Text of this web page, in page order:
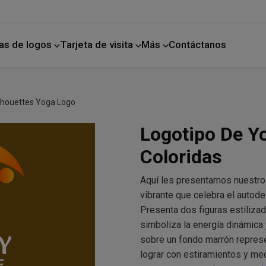
de logos Tarjeta de visita Más Contáctanos
Yoga Logo
Logotipo De
Coloridas
Aquí les presentamos
vibrante que celebra el
Presenta dos figuras
simboliza la energía
sobre un fondo marrón
lograr con estiramientos y